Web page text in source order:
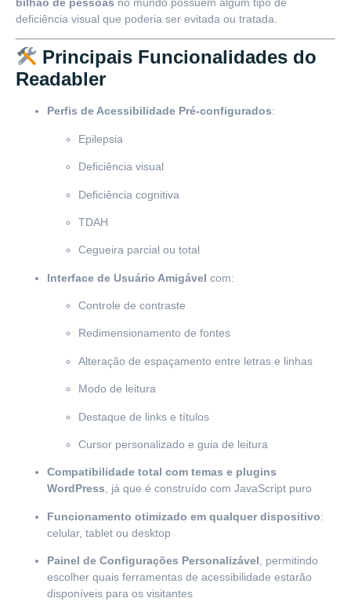
deficiência visual que poderia ser evitada ou tratada.
Principais Funcionalidades do
Readabler
Perfis de Acessibilidade Pré-configurados:
Epilepsia
Deficiência visual
Deficiência cognitiva
TDAH
Cegueira parcial ou total
Interface de Usuário Amigável com:
Controle de contraste
Redimensionamento de fontes
Alteração de espaçamento entre letras e linhas
Modo de leitura
Destaque de links e títulos
Cursor personalizado e guia de leitura
Compatibilidade total com temas e plugins
WordPress, já que é construído com JavaScript puro
Funcionamento otimizado em qualquer dispositivo:
celular, tablet ou desktop
Painel de Configurações Personalizável, permitindo
escolher quais ferramentas de acessibilidade estarão
disponíveis para os visitantes